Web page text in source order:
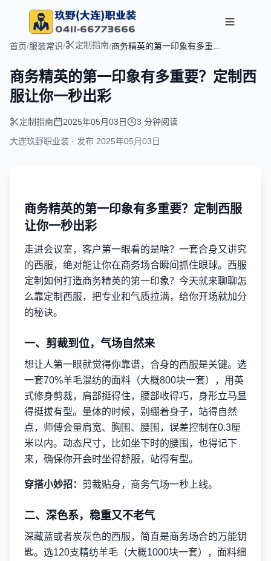
首页/服装常识/ 定制指南/商务精英的第一印象有多重
商务精英的第一印象有多重要？定制西
服让你一秒出彩
定制指南 2025年05月03日
3 分钟阅读
大连玖野职业装 · 发布 2025年05月03日
商务精英的第一印象有多重要？定制西服
让你一秒出彩
走进会议室，客户第一眼看的是啥？一套合身又讲究
的西服，绝对能让你在商务场合瞬间抓住眼球。西服
定制如何打造商务精英的第一印象？今天就来聊聊怎
么靠定制西服，把专业和气质拉满，给你开场就加分
的秘诀。
一、剪裁到位，气场自然来
想让人第一眼就觉得你靠谱，合身的西服是关键。选
一套70%羊毛混纺的面料（大概800块一套），用英
式修身剪裁，肩部挺得住，腰部收得巧，身形立马显
得挺拔有型。量体的时候，别绷着身子，站得自然
点，师傅会量肩宽、胸围、腰围，误差控制在0.3厘
米以内。动态尺寸，比如坐下时的腰围，也得记下
来，确保你开会时坐得舒服，站得有型。
穿搭小妙招： 剪裁贴身，商务气场一秒上线。
二、深色系，稳重又不老气
深藏蓝或者炭灰色的西服，简直是商务场合的万能钥
匙。选120支精纺羊毛（大概1000块一套），面料细